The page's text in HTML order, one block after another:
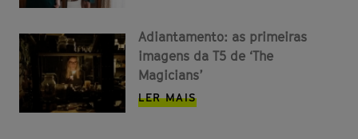
Adiantamento: as primeiras
imagens da T5 de ‘The
Magicians’
LER MAIS